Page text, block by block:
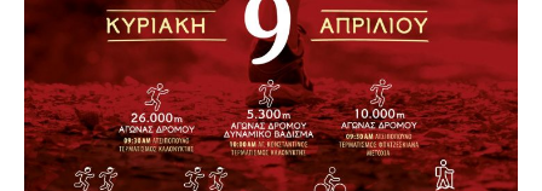
Επικοινωνία